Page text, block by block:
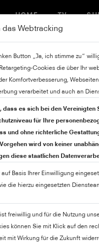
HOME TV
Webtracking
Button „Ja, ich stimme zu“
Cookies die über Ihr
Komfortverbesserung,
verarbeitet und auch an
dass es sich bei den
für Ihre
und ohne richterliche
wird von keiner
diese staatlichen
Basis Ihrer Einwilligung
die hierzu eingesetzten
freiwillig und für die Nutzung
können Sie mit Klick auf den
mit Wirkung für die Zukunft